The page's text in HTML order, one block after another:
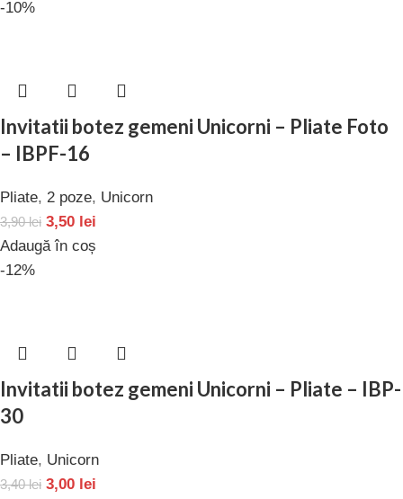
-10%
Invitatii botez gemeni Unicorni – Pliate Foto
– IBPF-16
Pliate, 2 poze, Unicorn
3,90lei 3,50 lei
Adaugă în coș
-12%
Invitatii botez gemeni Unicorni – Pliate – IBP-
30
Pliate, Unicorn
3,40lei 3,00 lei